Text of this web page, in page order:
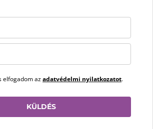
elfogadom azadatvédelmi nyilatkozatot.
KÜLDÉS